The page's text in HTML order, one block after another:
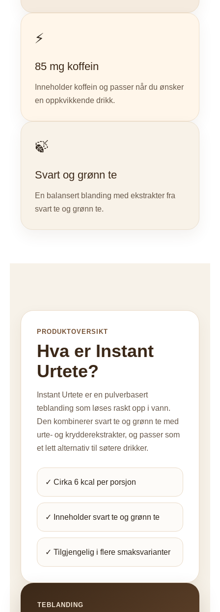
⚡
85 mg koffein
Inneholder koffein og passer når du ønsker
en oppkvikkende drikk.
🍃
Svart og grønn te
En balansert blanding med ekstrakter fra
svart te og grønn te.
PRODUKTOVERSIKT
Hva er Instant
Urtete?
Instant Urtete er en pulverbasert
teblanding som løses raskt opp i vann.
Den kombinerer svart te og grønn te med
urte- og krydderekstrakter, og passer som
et lett alternativ til søtere drikker.
✓ Cirka 6 kcal per porsjon
✓ Inneholder svart te og grønn te
✓ Tilgjengelig i flere smaksvarianter
TEBLANDING